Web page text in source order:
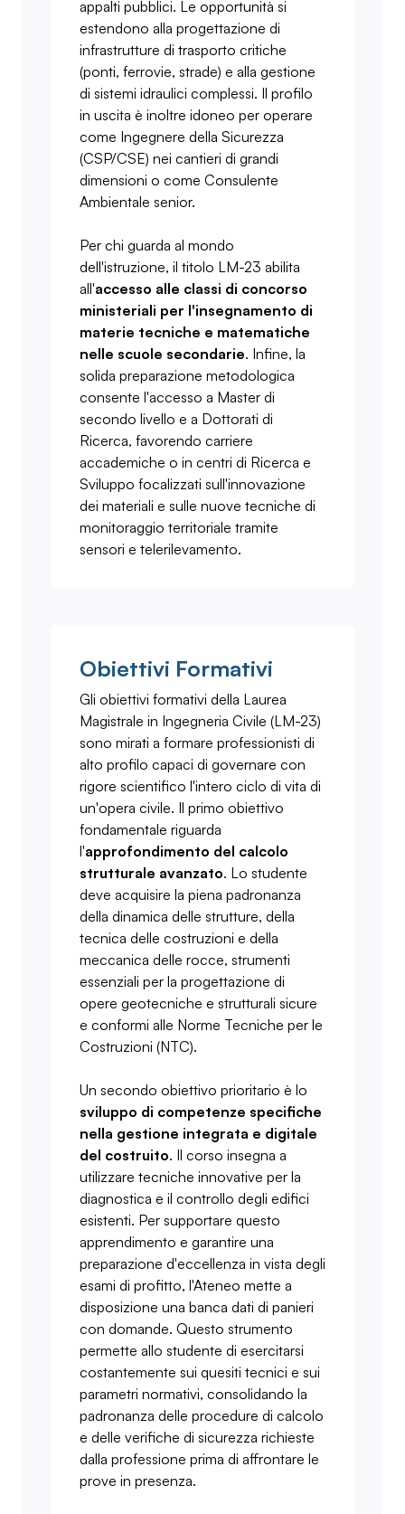
appalti pubblici. Le opportunità si
estendono alla progettazione di
infrastrutture di trasporto critiche
(ponti, ferrovie, strade) e alla gestione
di sistemi idraulici complessi. Il profilo
in uscita è inoltre idoneo per operare
come Ingegnere della Sicurezza
(CSP/CSE) nei cantieri di grandi
dimensioni o come Consulente
Ambientale senior.
Per chi guarda al mondo
dell'istruzione, il titolo LM-23 abilita
all'accesso alle classi di concorso
ministeriali per l'insegnamento di
materie tecniche e matematiche
nelle scuole secondarie. Infine, la
solida preparazione metodologica
consente l'accesso a Master di
secondo livello e a Dottorati di
Ricerca, favorendo carriere
accademiche o in centri di Ricerca e
Sviluppo focalizzati sull'innovazione
dei materiali e sulle nuove tecniche di
monitoraggio territoriale tramite
sensori e telerilevamento.
Obiettivi Formativi
Gli obiettivi formativi della Laurea
Magistrale in Ingegneria Civile (LM-23)
sono mirati a formare professionisti di
alto profilo capaci di governare con
rigore scientifico l'intero ciclo di vita di
un'opera civile. Il primo obiettivo
fondamentale riguarda
l'approfondimento del calcolo
strutturale avanzato. Lo studente
deve acquisire la piena padronanza
della dinamica delle strutture, della
tecnica delle costruzioni e della
meccanica delle rocce, strumenti
essenziali per la progettazione di
opere geotecniche e strutturali sicure
e conformi alle Norme Tecniche per le
Costruzioni (NTC).
Un secondo obiettivo prioritario è lo
sviluppo di competenze specifiche
nella gestione integrata e digitale
del costruito. Il corso insegna a
utilizzare tecniche innovative per la
diagnostica e il controllo degli edifici
esistenti. Per supportare questo
apprendimento e garantire una
preparazione d'eccellenza in vista degli
esami di profitto, l'Ateneo mette a
disposizione una banca dati di panieri
con domande. Questo strumento
permette allo studente di esercitarsi
costantemente sui quesiti tecnici e sui
parametri normativi, consolidando la
padronanza delle procedure di calcolo
e delle verifiche di sicurezza richieste
dalla professione prima di affrontare le
prove in presenza.